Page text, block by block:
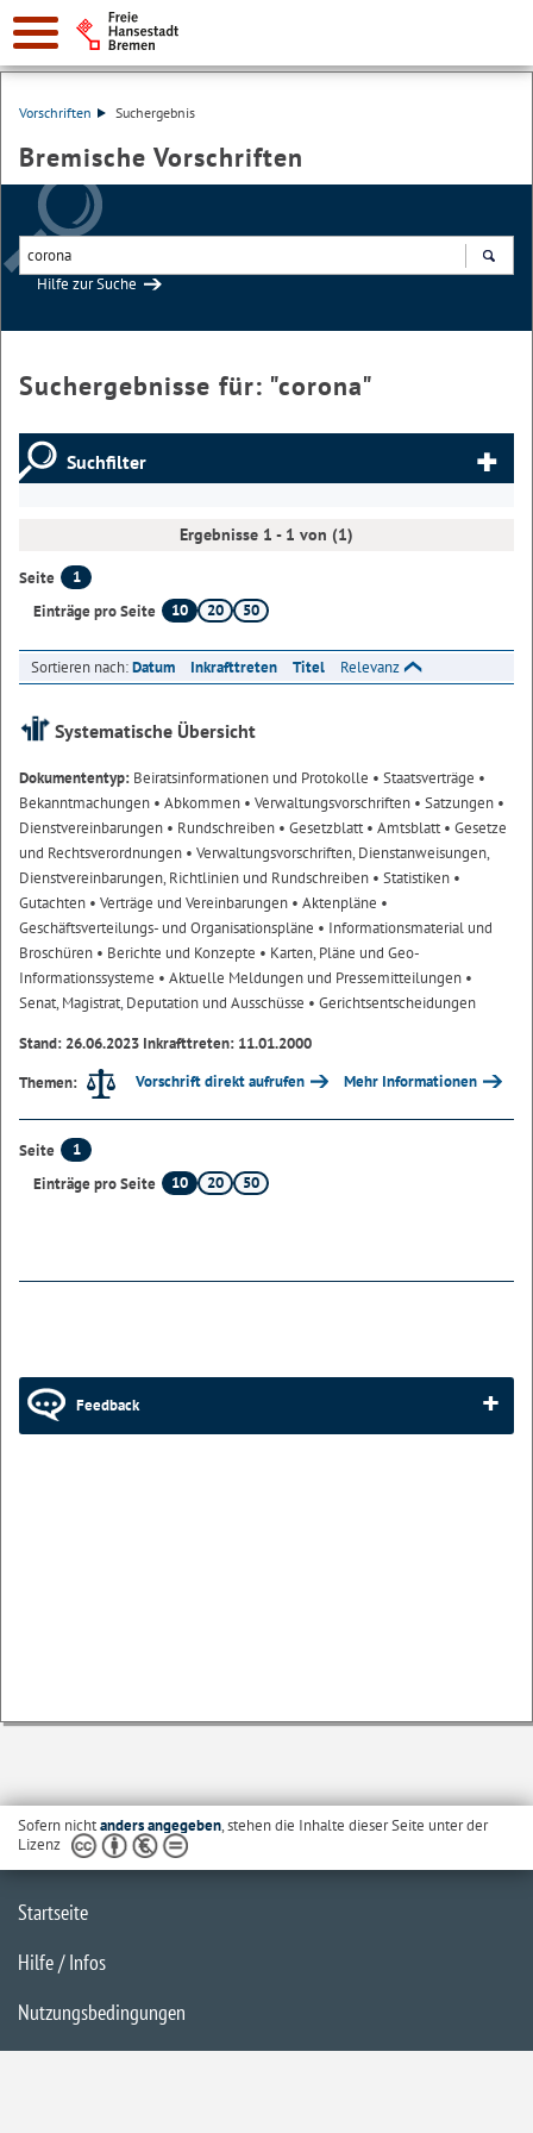
Vorschriften Suchergebnis
Bremische Vorschriften
Hilfe zur Suche
Suchergebnisse für: "corona"
Suchfilter
Ergebnisse 1 - 1 von (1)
Seite
1
Einträge pro Seite
10 20 50
Sortieren nach:Datum Inkrafttreten Titel Relevanz
Systematische Übersicht
Dokumententyp: Beiratsinformationen und Protokolle • Staatsverträge •
Bekanntmachungen • Abkommen • Verwaltungsvorschriften • Satzungen •
Dienstvereinbarungen • Rundschreiben • Gesetzblatt• Amtsblatt• Gesetze
und Rechtsverordnungen • Verwaltungsvorschriften, Dienstanweisungen,
Dienstvereinbarungen, Richtlinien und Rundschreiben • Statistiken •
Gutachten • Verträge und Vereinbarungen • Aktenpläne •
Geschäftsverteilungs- und Organisationspläne • Informationsmaterial und
Broschüren • Berichte und Konzepte • Karten, Pläne und Geo-
Informationssysteme • Aktuelle Meldungen und Pressemitteilungen •
Senat, Magistrat, Deputation und Ausschüsse • Gerichtsentscheidungen
Stand: 26.06.2023 Inkrafttreten: 11.01.2000
Themen:
Vorschrift direkt aufrufen Mehr Informationen
Seite
1
Einträge pro Seite
10 20 50
Feedback
Sofern nichtanders angegeben, stehen die Inhalte dieser Seite unter der
Lizenz
Startseite
Hilfe / Infos
Nutzungsbedingungen